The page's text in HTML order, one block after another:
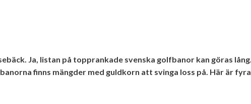
Ja, listan på topprankade svenska golfbanor kan göras lång.
finns mängder med guldkorn att svinga loss på. Här är fyra